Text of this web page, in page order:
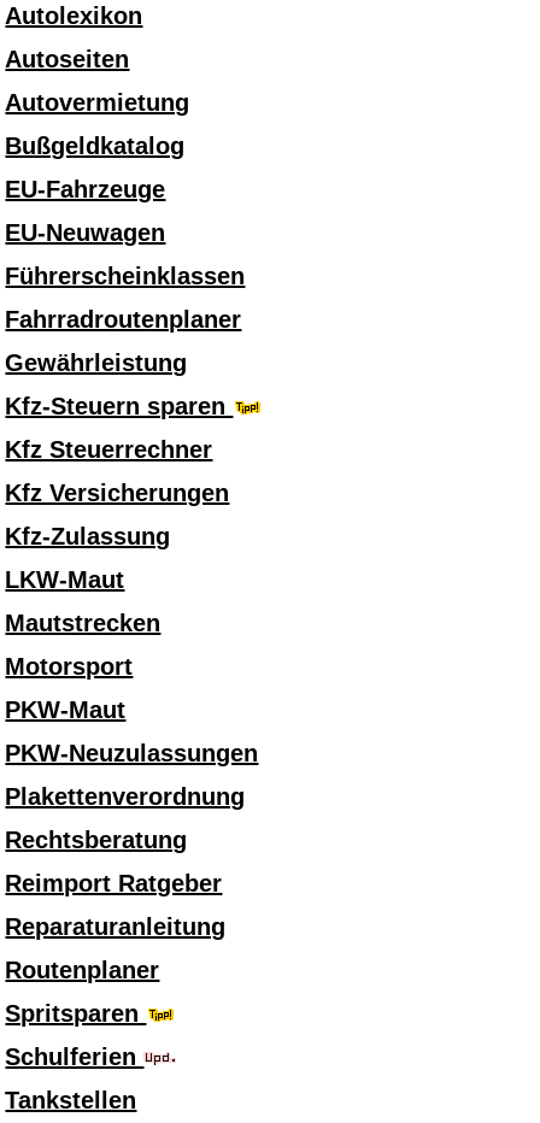
Autolexikon
Autoseiten
Autovermietung
Bußgeldkatalog
EU-Fahrzeuge
EU-Neuwagen
Führerscheinklassen
Fahrradroutenplaner
Gewährleistung
Kfz-Steuern sparen
Kfz Steuerrechner
Kfz Versicherungen
Kfz-Zulassung
LKW-Maut
Mautstrecken
Motorsport
PKW-Maut
PKW-Neuzulassungen
Plakettenverordnung
Rechtsberatung
Reimport Ratgeber
Reparaturanleitung
Routenplaner
Spritsparen
Schulferien
Tankstellen